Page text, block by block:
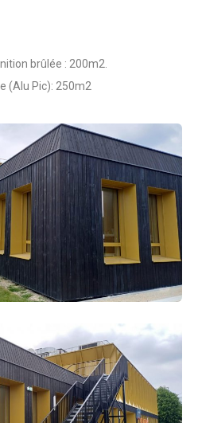
brûlée : 200m2.
(Alu Pic): 250m2